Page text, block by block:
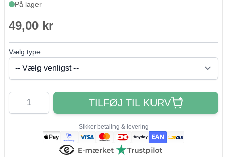
På lager
49,00 kr
Vælg type
Antal
TILFØJ TIL KURV
Sikker betaling & levering